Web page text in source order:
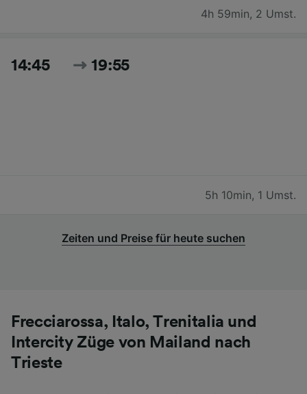
4h 59min, 2 Umst.
14:45 19:55
5h 10min, 1 Umst.
Zeiten und Preise für heute suchen
Frecciarossa, Italo, Trenitalia und
Intercity Züge von Mailand nach
Trieste